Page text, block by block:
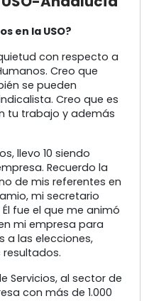
en la USO?
con respecto a
Creo que
se pueden
Creo que es
tu trabajo y además
llevo 10 siendo
Recuerdo la
de mis referentes en
mi secretario
fue el que me animó
mi empresa para
a las elecciones,
Servicios, al sector de
con más de 1.000